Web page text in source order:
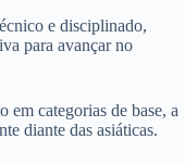
e disciplinado,
para avançar no
em categorias de base, a
diante das asiáticas.